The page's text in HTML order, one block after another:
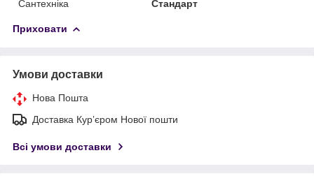
Сантехніка
Стандарт
Приховати
Умови доставки
Нова Пошта
Доставка Курʼєром Нової пошти
Всі умови доставки